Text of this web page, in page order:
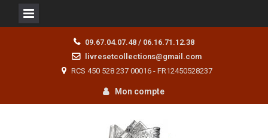
09.67.04.07.48 / 06.16.71.12.38
livresetcollections@gmail.com
RCS 450 528 237 00016 - FR12450528237
Mon compte